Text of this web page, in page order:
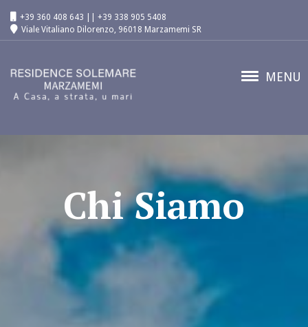
+39 360 408 643 || +39 338 905 5408
Viale Vitaliano Dilorenzo, 96018 Marzamemi SR
MENU
Chi Siamo